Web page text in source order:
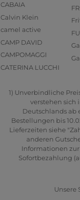
CABAIA
Calvin Klein
camel active
CAMP DAVID
CAMPOMAGGI
CATERINA LUCCHI
1) Unverbindliche
verstehen sich
Deutschlands ab
Bestellungen bis
Lieferzeiten siehe
anderen
Informationen
Sofortbezahlung
Unsere